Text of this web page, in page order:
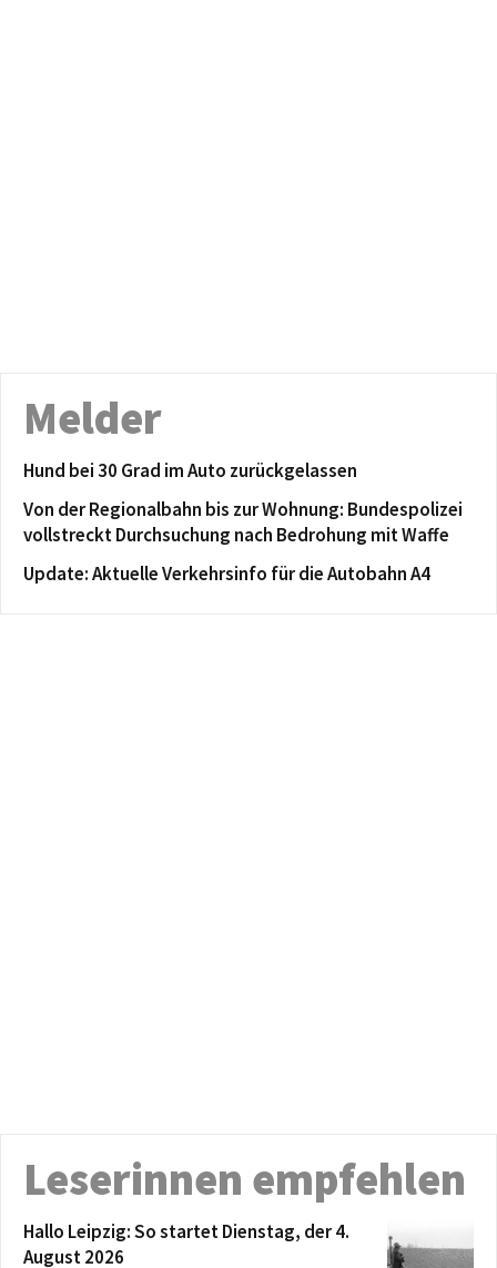
Melder
Hund bei 30 Grad im Auto zurückgelassen
Von der Regionalbahn bis zur Wohnung: Bundespolizei
vollstreckt Durchsuchung nach Bedrohung mit Waffe
Update: Aktuelle Verkehrsinfo für die Autobahn A4
Leserinnen empfehlen
Hallo Leipzig: So startet Dienstag, der 4.
August 2026